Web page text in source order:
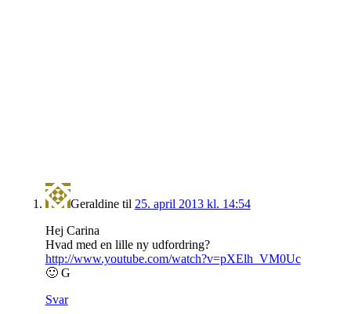
Geraldinetil 25. april 2013 kl. 14:54
Hej Carina
Hvad med en lille ny udfordring?
http://www.youtube.com/watch?v=pXElh_VM0Uc
🙂 G
Svar